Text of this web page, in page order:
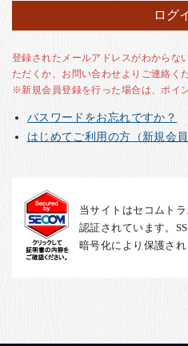
お知らせ
English
登録されたメールアドレスがわからな
ただくか、お問い合わせよりご連絡く
※新規会員登録を行った場合は、ポイ
パスワードをお忘れですか？
はじめてご利用の方（新規会員
当サイトはセコムト
認証されています。
暗号化により保護され